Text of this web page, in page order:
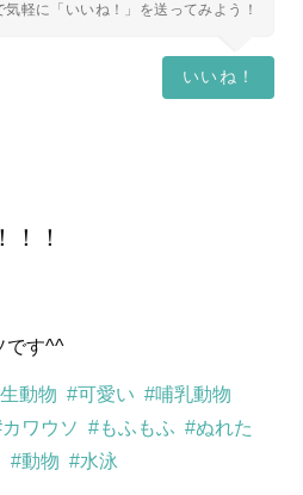
軽に「いいね！」を送ってみよう！
いいね！
！！
です^^
動物 #可愛い #哺乳動物
ワウソ #もふもふ #ぬれた
#動物 #水泳